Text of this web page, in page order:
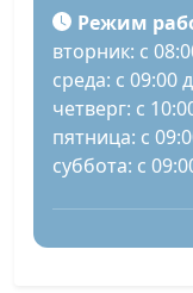
Режим
вторник: с
среда: с 09:00
четверг: с
пятница: с
суббота: с